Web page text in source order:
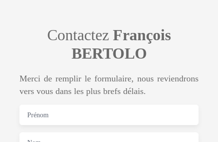
Contactez François
BERTOLO
Merci de remplir le formulaire, nous reviendrons
vers vous dans les plus brefs délais.
Prénom